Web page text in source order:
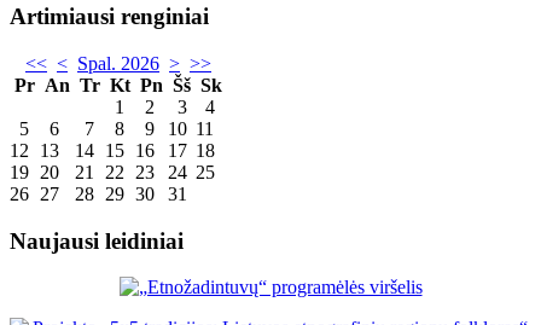
Artimiausi renginiai
<< < Spal. 2026 > >>
Pr An Tr Kt Pn Šš Sk
1
2 3
4
5
6 7 8 9 10 11
12
13 14 15 16 17 18
19 20 21 22 23 24 25
26 27 28 29 30 31
Naujausi leidiniai